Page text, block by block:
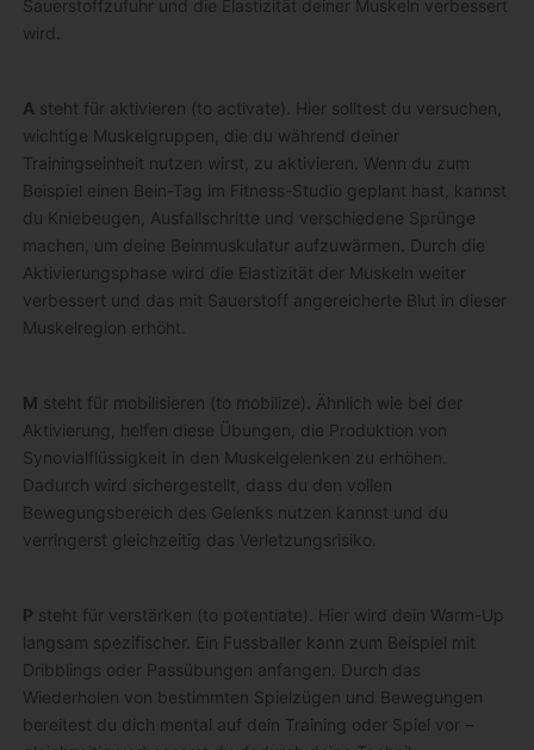
Sauerstoffzufuhr und die Elastizität deiner Muskeln verbessert
wird.
A steht für aktivieren (to activate). Hier solltest du versuchen,
wichtige Muskelgruppen, die du während deiner
Trainingseinheit nutzen wirst, zu aktivieren. Wenn du zum
Beispiel einen Bein-Tag im Fitness-Studio geplant hast, kannst
du Kniebeugen, Ausfallschritte und verschiedene Sprünge
machen, um deine Beinmuskulatur aufzuwärmen. Durch die
Aktivierungsphase wird die Elastizität der Muskeln weiter
verbessert und das mit Sauerstoff angereicherte Blut in dieser
Muskelregion erhöht.
M steht für mobilisieren (to mobilize). Ähnlich wie bei der
Aktivierung, helfen diese Übungen, die Produktion von
Synovialflüssigkeit in den Muskelgelenken zu erhöhen.
Dadurch wird sichergestellt, dass du den vollen
Bewegungsbereich des Gelenks nutzen kannst und du
verringerst gleichzeitig das Verletzungsrisiko.
P steht für verstärken (to potentiate). Hier wird dein Warm-Up
langsam spezifischer. Ein Fussballer kann zum Beispiel mit
Dribblings oder Passübungen anfangen. Durch das
Wiederholen von bestimmten Spielzügen und Bewegungen
bereitest du dich mental auf dein Training oder Spiel vor –